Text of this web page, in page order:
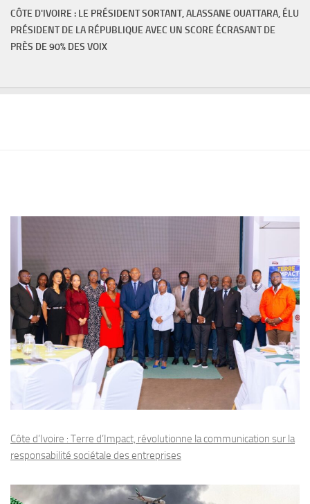
CÔTE D'IVOIRE : LE PRÉSIDENT SORTANT, ALASSANE OUATTARA, ÉLU
PRÉSIDENT DE LA RÉPUBLIQUE AVEC UN SCORE ÉCRASANT DE
PRÈS DE 90% DES VOIX
Côte d’Ivoire : Terre d’Impact, révolutionne la communication sur la
responsabilité sociétale des entreprises